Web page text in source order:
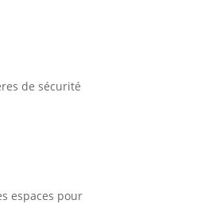
de sécurité
espaces pour